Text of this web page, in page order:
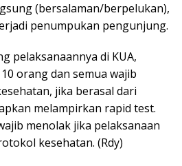
(bersalaman/berpelukan),
penumpukan pengunjung.
pelaksanaannya di KUA,
orang dan semua wajib
jika berasal dari
melampirkan rapid test.
menolak jika pelaksanaan
kesehatan. (Rdy)